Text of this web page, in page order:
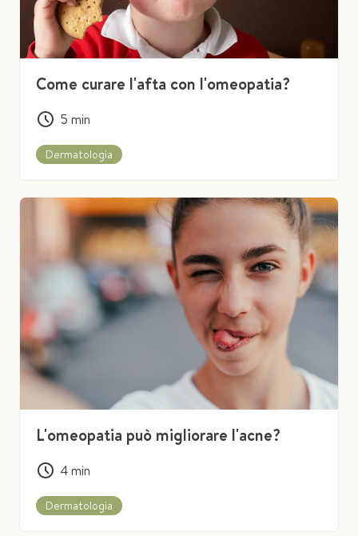
Come curare l'afta con l'omeopatia?
5 min
Dermatologia
L'omeopatia può migliorare l'acne?
4min
Dermatologia